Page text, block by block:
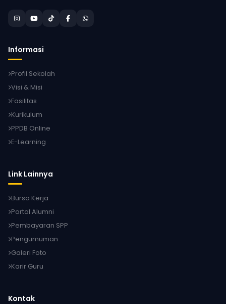
Informasi
Profil Sekolah
Visi & Misi
Fasilitas
Kurikulum
PPDB Online
E-Learning
Link Lainnya
Bursa Kerja
Portal Alumni
Pembayaran SPP
Pengumuman
Galeri Foto
Karir Guru
Kontak